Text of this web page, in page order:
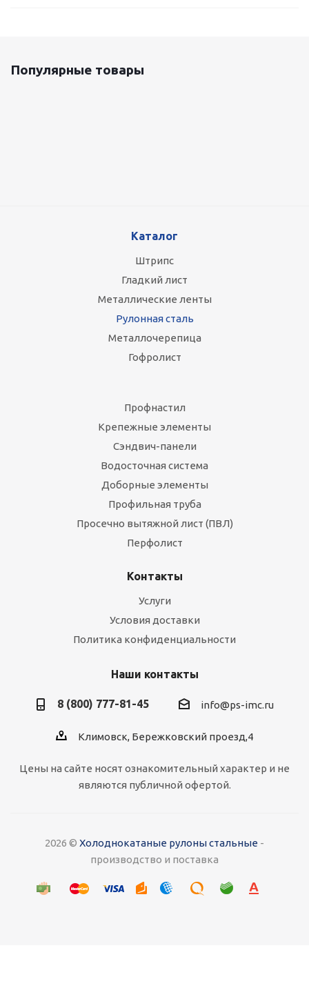
Популярные товары
Каталог
Штрипс
Гладкий лист
Металлические ленты
Рулонная сталь
Металлочерепица
Гофролист
Профнастил
Крепежные элементы
Сэндвич-панели
Водосточная система
Доборные элементы
Профильная труба
Просечно вытяжной лист (ПВЛ)
Перфолист
Контакты
Услуги
Условия доставки
Политика конфиденциальности
Наши контакты
8 (800) 777-81-45 info@ps-imc.ru
Климовск, Бережковский проезд,4
Цены на сайте носят ознакомительный характер и не
являются публичной офертой.
2026 © Холоднокатаные рулоны стальные -
производство и поставка